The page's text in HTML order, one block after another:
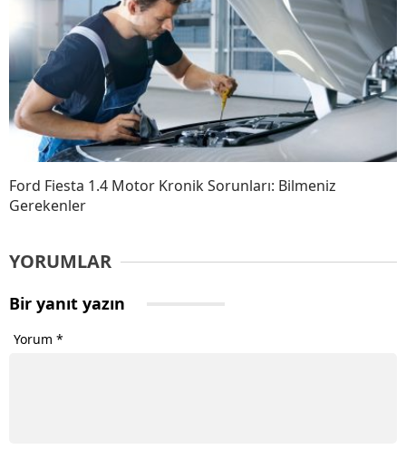
Ford Fiesta 1.4 Motor Kronik Sorunları: Bilmeniz
Gerekenler
YORUMLAR
Bir yanıt yazın
Yorum *